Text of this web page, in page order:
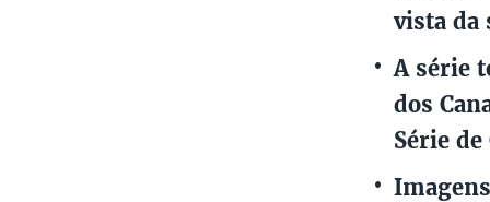
vista da
A série
dos
Série